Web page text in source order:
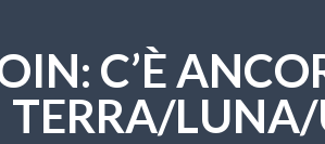
C’È
TERRA/LUNA/